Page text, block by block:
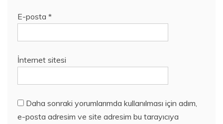
E-posta *
İnternet sitesi
Daha sonraki yorumlarımda kullanılması için adım,
e-posta adresim ve site adresim bu tarayıcıya